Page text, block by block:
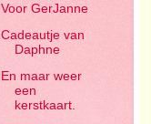
Voor GerJanne
Cadeautje van
Daphne
En maar weer
een
kerstkaart.